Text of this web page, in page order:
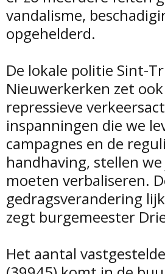
vandalisme,
opgehelderd.
De lokale politie Sint-
Nieuwerkerken zet
repressieve
inspanningen die we
campagnes en de
handhaving, stellen
moeten verbaliseren.
gedragsverandering
zegt burgemeester
Het aantal